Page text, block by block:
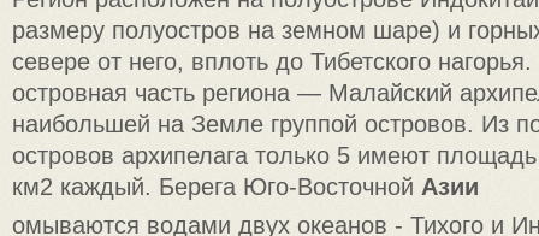
размеру полуостров на земном шаре) и
севере от него, вплоть до Тибетского
островная часть региона — Малайский
наибольшей на Земле группой островов. Из
островов архипелага только 5 имеют
км2 каждый. Берега Юго-Восточной Азии
омываются водами двух океанов - Тихого и